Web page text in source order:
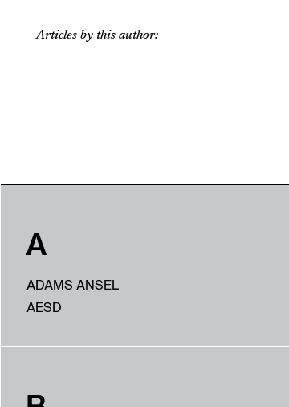
Articles by this author:
A
ADAMS ANSEL
AESD